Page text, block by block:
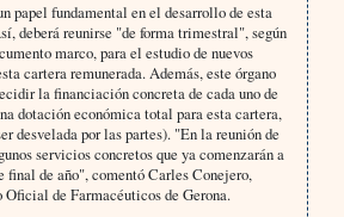
papel fundamental en el desarrollo de esta
deberá reunirse "de forma trimestral", según
marco, para el estudio de nuevos
cartera remunerada. Además, este órgano
la financiación concreta de cada uno de
dotación económica total para esta cartera,
desvelada por las partes). "En la reunión de
servicios concretos que ya comenzarán a
final de año", comentó Carles Conejero,
de Farmacéuticos de Gerona.